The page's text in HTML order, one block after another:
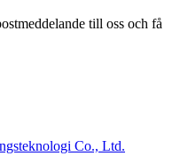
till oss och få